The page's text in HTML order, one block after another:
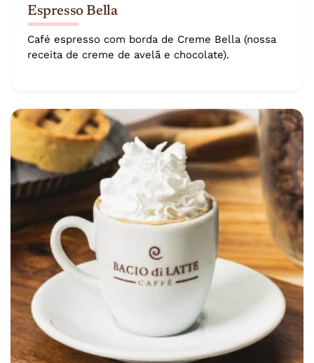
Espresso Bella
Café espresso com borda de Creme Bella (nossa
receita de creme de avelã e chocolate).